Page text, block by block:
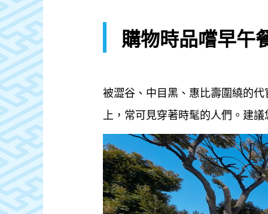
購物時品嚐早午
被澀谷、中目黑、惠比壽圍繞的
上，常可見穿著時髦的人們。建